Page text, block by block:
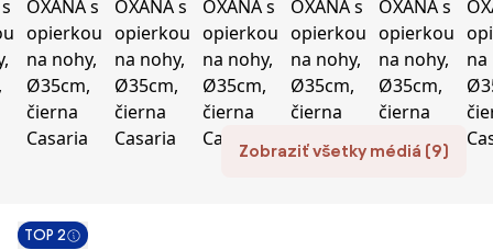
Zobraziť všetky médiá (9)
TOP 2